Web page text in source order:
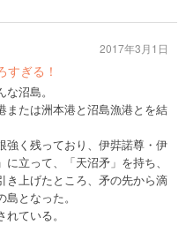
すぎる！
沼島。
または洲本港と沼島漁港とを結
強く残っており、伊弉諾尊・伊
立って、「天沼矛」を持ち、
き上げたところ、矛の先から滴
となった。
ている。
2017年3月1日